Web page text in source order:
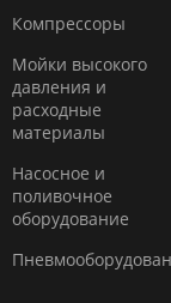
Компресcоры
Мойки высокого
давления и
расходные
материалы
Насосное и
поливочное
оборудование